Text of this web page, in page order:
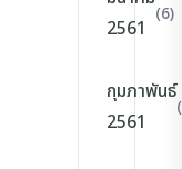
2561
(6)
กุมภาพันธ์
2561